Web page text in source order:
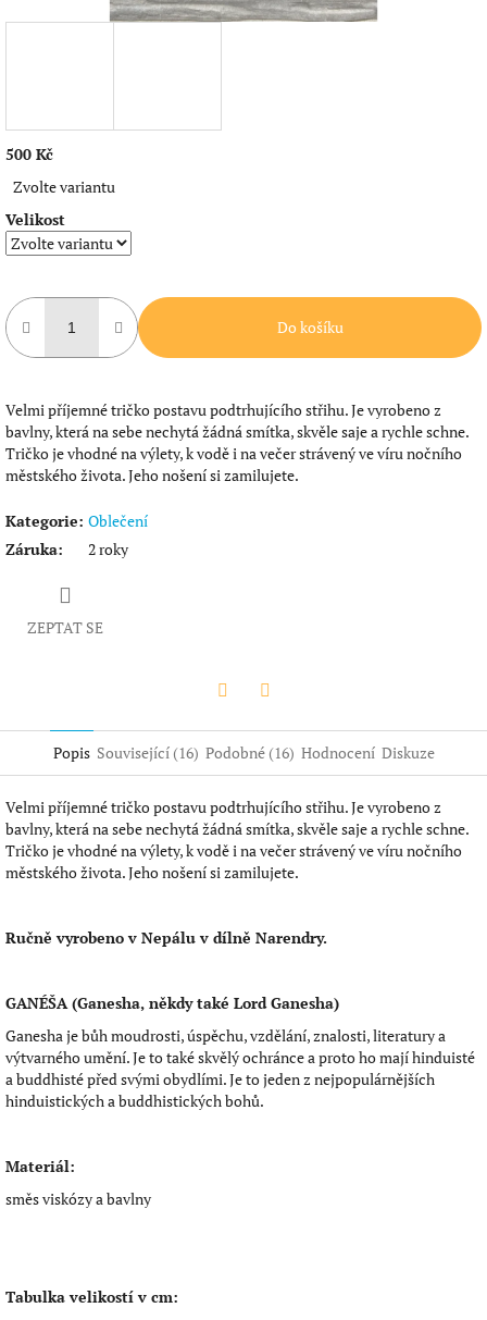
500 Kč
cena:
Zvolte variantu
Velikost
Do košíku
Velmi příjemné tričko postavu podtrhujícího střihu. Je vyrobeno z
bavlny, která na sebe nechytá žádná smítka, skvěle saje a rychle schne.
Tričko je vhodné na výlety, k vodě i na večer strávený ve víru nočního
městského života. Jeho nošení si zamilujete.
Kategorie: Oblečení
Záruka: 2 roky
ZEPTAT SE
Popis Související (16) Podobné (16) Hodnocení Diskuze
Velmi příjemné tričko postavu podtrhujícího střihu. Je vyrobeno z
bavlny, která na sebe nechytá žádná smítka, skvěle saje a rychle schne.
Tričko je vhodné na výlety, k vodě i na večer strávený ve víru nočního
městského života. Jeho nošení si zamilujete.
Ručně vyrobeno v Nepálu v dílně Narendry.
GANÉŠA (Ganesha, někdy také Lord Ganesha)
Ganesha je bůh moudrosti, úspěchu, vzdělání, znalosti, literatury a
výtvarného umění. Je to také skvělý ochránce a proto ho mají hinduisté
a buddhisté před svými obydlími. Je to jeden z nejpopulárnějších
hinduistických a buddhistických bohů.
Materiál:
směs viskózy a bavlny
Tabulka velikostí v cm: